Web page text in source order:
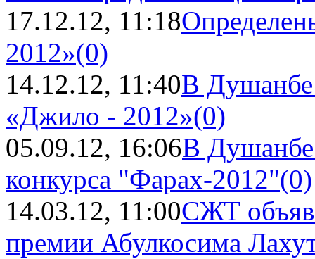
17.12.12, 11:18
2012»(0)
14.12.12, 11:40В Душанбе
«Джило - 2012»(0)
05.09.12, 16:06В Душанбе
конкурса "Фарах-2012"(0)
14.03.12, 11:00СЖТ
премии Абулкосима